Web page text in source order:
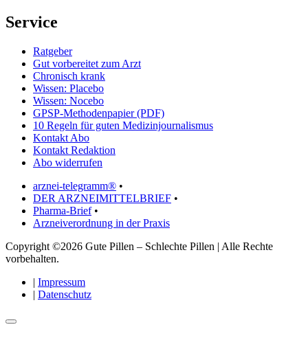
Service
Ratgeber
Gut vorbereitet zum Arzt
Chronisch krank
Wissen: Placebo
Wissen: Nocebo
GPSP-Methodenpapier (PDF)
10 Regeln für guten Medizinjournalismus
Kontakt Abo
Kontakt Redaktion
Abo widerrufen
arznei-telegramm® •
DER ARZNEIMITTELBRIEF •
Pharma-Brief•
Arzneiverordnung in der Praxis
Copyright ©2026 Gute Pillen – Schlechte Pillen | Alle Rechte
vorbehalten.
| Impressum
| Datenschutz